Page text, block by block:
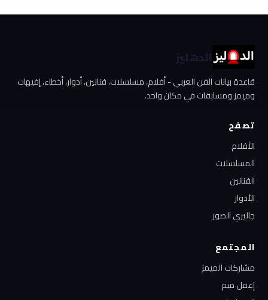
الدهليز
قاعدة بيانات الفن العربي - أفلام، مسلسلات، فنانين، أدوار، أخطاء، إفيهات
وميمز ومسابقات في مكان واحد.
تصفح
الأفلام
المسلسلات
الفنانين
الأدوار
جاليري الصور
المجتمع
مشاركات الميمز
إعمل ميم